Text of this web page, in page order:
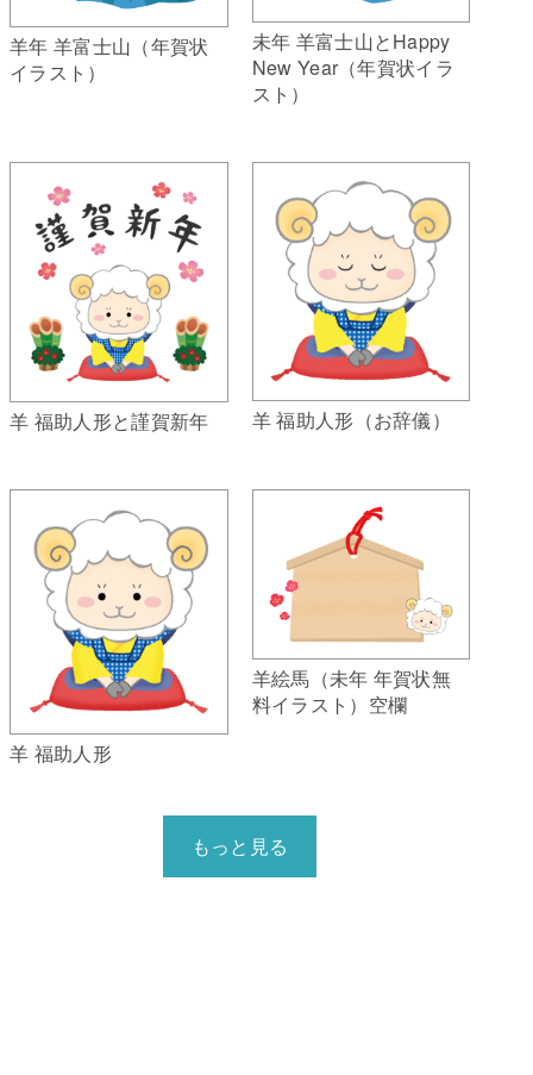
羊年 羊富士山（年賀状
イラスト）
未年 羊富士山とHappy
New Year（年賀状イラ
スト）
羊 福助人形と謹賀新年 羊 福助人形（お辞儀）
羊 福助人形
羊絵馬（未年 年賀状無
料イラスト）空欄
もっと見る